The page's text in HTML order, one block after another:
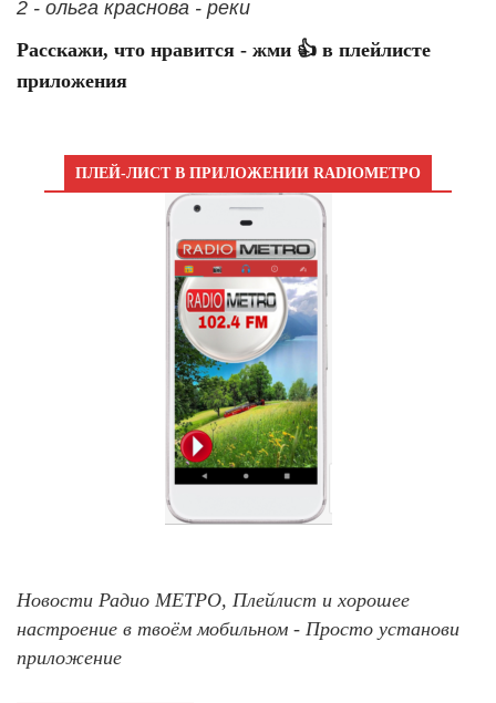
2 - ольга краснова - реки
Расскажи, что нравится - жми 👍 в плейлисте
приложения
ПЛЕЙ-ЛИСТ В ПРИЛОЖЕНИИ RADIOМЕТРО
Новости Радио МЕТРО, Плейлист и хорошее
настроение в твоём мобильном - Просто установи
приложение